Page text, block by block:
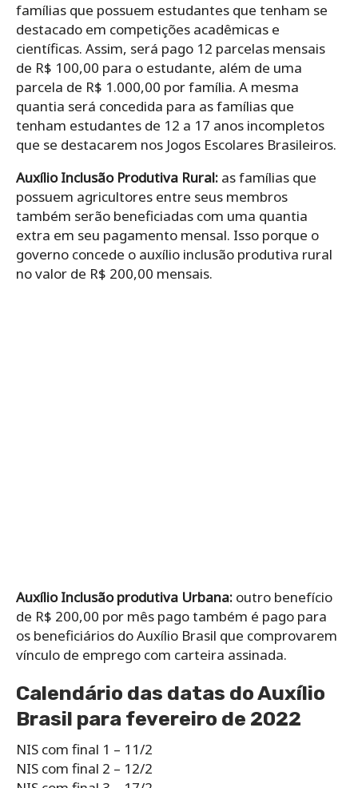
famílias que possuem estudantes que tenham se
destacado em competições acadêmicas e
científicas. Assim, será pago 12 parcelas mensais
de R$ 100,00 para o estudante, além de uma
parcela de R$ 1.000,00 por família. A mesma
quantia será concedida para as famílias que
tenham estudantes de 12 a 17 anos incompletos
que se destacarem nos Jogos Escolares Brasileiros.
Auxílio Inclusão Produtiva Rural: as famílias que
possuem agricultores entre seus membros
também serão beneficiadas com uma quantia
extra em seu pagamento mensal. Isso porque o
governo concede o auxílio inclusão produtiva rural
no valor de R$ 200,00 mensais.
Auxílio Inclusão produtiva Urbana: outro benefício
de R$ 200,00 por mês pago também é pago para
os beneficiários do Auxílio Brasil que comprovarem
vínculo de emprego com carteira assinada.
Calendário das datas do Auxílio
Brasil para fevereiro de 2022
NIS com final 1 – 11/2
NIS com final 2 – 12/2